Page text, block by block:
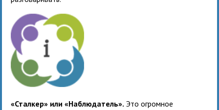
«Сталкер» или «Наблюдатель». Это огромное